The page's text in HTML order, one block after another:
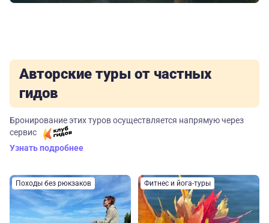
Авторские туры от частных
гидов
Бронирование этих туров осуществляется напрямую через
сервис
Узнать подробнее
Походы без рюкзаков Фитнес и йога-туры